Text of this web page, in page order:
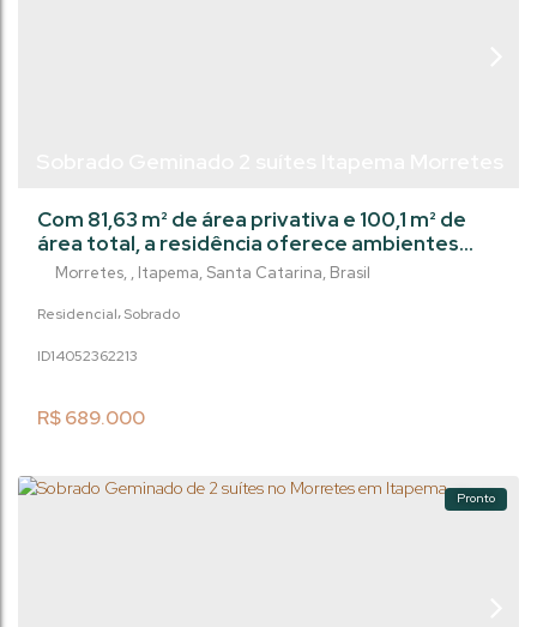
Residencial Sobrado
R$689.000
2213
1405236
Morretes , Itapema, Santa Catarina, Brasil
Com 81,63 m² de área privativa e 100,1 m² de
área total, a residência oferece ambientes
amplos, iluminados e bem distribuídos,
funcionalidade e estética, em um dos bairros
social, a sala de estar e jantar se integram à
familiares e amigos. O lavabo ...
Pronto